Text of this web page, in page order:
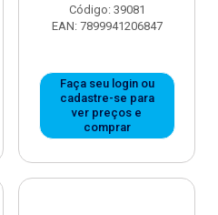
Código: 39081
EAN: 7899941206847
Faça seu login ou
cadastre-se para
ver preços e
comprar